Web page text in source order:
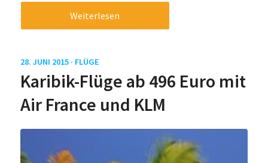
Weiterlesen
28. JUNI 2015 · FLÜGE
Karibik-Flüge ab 496 Euro mit
Air France und KLM